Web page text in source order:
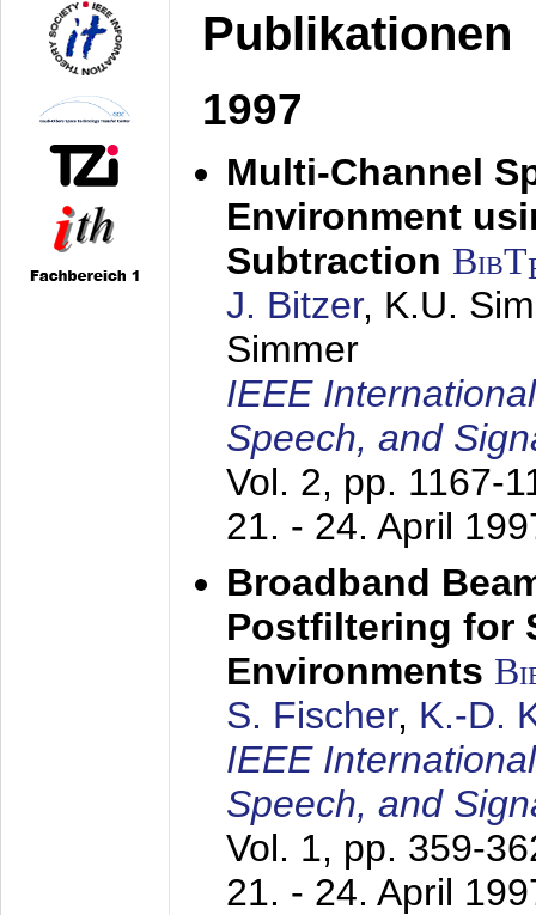
Publikationen
1997
Multi-Channel
Environment
Subtraction BibT
J. Bitzer, K.U.
Simmer
IEEE
Speech, and
Vol. 2, pp. 1167-
21. - 24. April
Broadband
Postfiltering for
Environments
S. Fischer, K.-D.
IEEE
Speech, and
Vol. 1, pp. 359-
21. - 24. April